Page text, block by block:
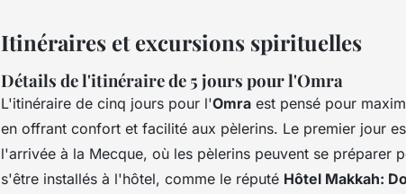
Itinéraires et excursions spirituelles
Détails de l'itinéraire de 5 jours pour l'Omra
L'itinéraire de cinq jours pour l'Omra est pensé pour
en offrant confort et facilité aux pèlerins. Le premier jour
l'arrivée à la Mecque, où les pèlerins peuvent se préparer
s'être installés à l'hôtel, comme le réputé Hôtel Makkah: